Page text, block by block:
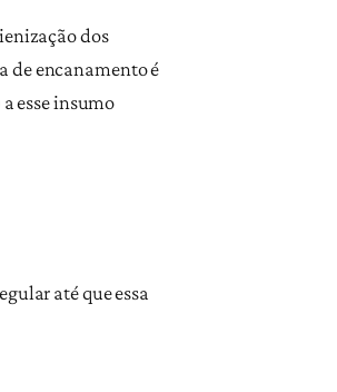
dos
de encanamento é
esse insumo
até que essa